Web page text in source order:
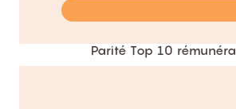
Parité Top 10